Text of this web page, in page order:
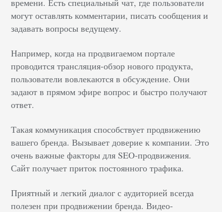
времени. Есть специальный чат, где пользователи
могут оставлять комментарии, писать сообщения и
задавать вопросы ведущему.
Например, когда на продвигаемом портале
проводится трансляция-обзор нового продукта,
пользователи вовлекаются в обсуждение. Они
задают в прямом эфире вопрос и быстро получают
ответ.
Такая коммуникация способствует продвижению
вашего бренда. Вызывает доверие к компании. Это
очень важные факторы для SEO-продвижения.
Сайт получает приток постоянного трафика.
Приятный и легкий диалог с аудиторией всегда
полезен при продвижении бренда. Видео-